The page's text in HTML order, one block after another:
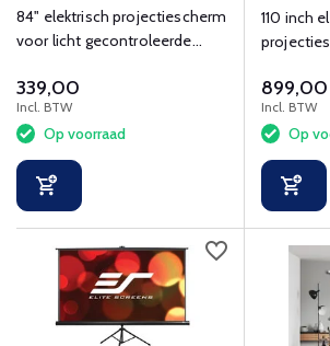
84" elektrisch projectiescherm
voor licht gecontroleerde
blackdrop
339,00
Incl. BTW
Op voorraad
inch
110 inch
899,00
Incl. BTW
Op